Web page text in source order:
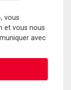
vous
et vous nous
avec